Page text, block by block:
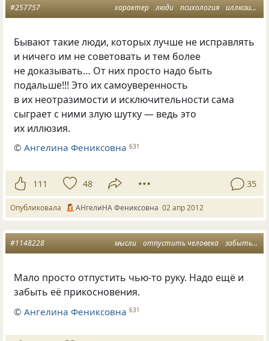
характер люди психология иллюзии
#257757
Бывают такие люди, которых лучше не исправлять
и ничего им не советовать и тем более
не доказывать… От них просто надо быть
подальше!!! Это их самоуверенность
в их неотразимости и исключительности сама
сыграет с ними злую шутку — ведь это
их иллюзия.
©Ангелина Фениксовна 631
111 48 35
Опубликовала АНгелиНА Фениксовна 02 апр 2012
мысли отпустить человека забыть трудно
#1148228
Мало просто отпустить чью-то руку. Надо ещё и
забыть её прикосновения.
©Ангелина Фениксовна 631